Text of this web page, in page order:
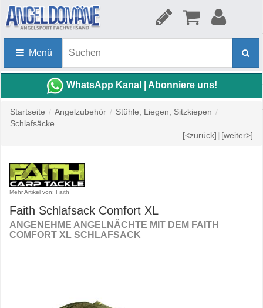
Menü
WhatsApp Kanal | Abonniere uns!
Startseite / Angelzubehör / Stühle, Liegen, Sitzkiepen /
Schlafsäcke
[<zurück] | [weiter>]
Mehr Artikel von: Faith
Faith Schlafsack Comfort XL
ANGENEHME ANGELNÄCHTE MIT DEM FAITH
COMFORT XL SCHLAFSACK